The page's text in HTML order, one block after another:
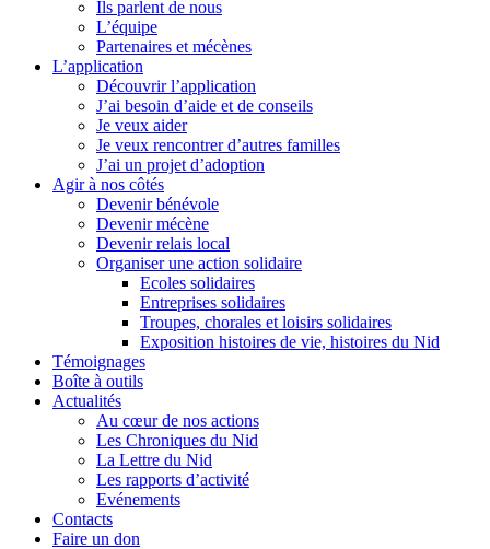
Ils parlent de nous
L’équipe
Partenaires et mécènes
L’application
Découvrir l’application
J’ai besoin d’aide et de conseils
Je veux aider
Je veux rencontrer d’autres familles
J’ai un projet d’adoption
Agir à nos côtés
Devenir bénévole
Devenir mécène
Devenir relais local
Organiser une action solidaire
Ecoles solidaires
Entreprises solidaires
Troupes, chorales et loisirs solidaires
Exposition histoires de vie, histoires du Nid
Témoignages
Boîte à outils
Actualités
Au cœur de nos actions
Les Chroniques du Nid
La Lettre du Nid
Les rapports d’activité
Evénements
Contacts
Faire un don